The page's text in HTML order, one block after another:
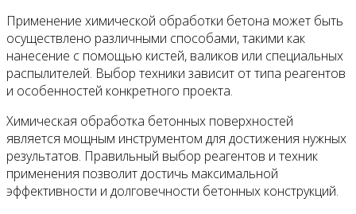
Применение химической обработки бетона может быть
осуществлено различными способами, такими как
нанесение с помощью кистей, валиков или специальных
распылителей. Выбор техники зависит от типа реагентов
и особенностей конкретного проекта.
Химическая обработка бетонных поверхностей
является мощным инструментом для достижения нужных
результатов. Правильный выбор реагентов и техник
применения позволит достичь максимальной
эффективности и долговечности бетонных конструкций.